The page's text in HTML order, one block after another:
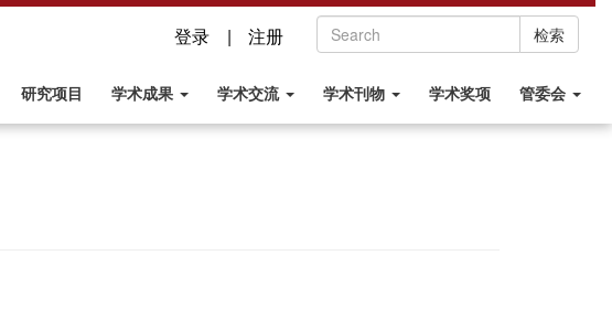
检索
登录 | 注册
研究项目 学术成果 学术交流 学术刊物 学术奖项 管委会